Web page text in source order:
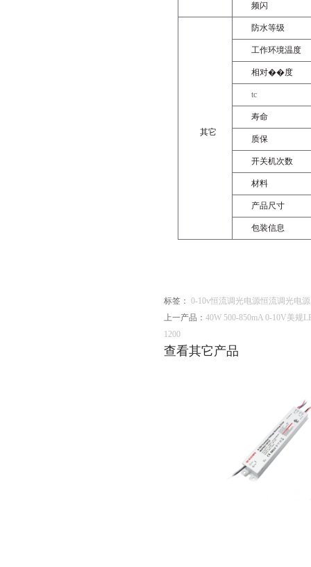
频闪
其它
防水等级
工作环境温度
相对��度
tc
寿命
质保
开关机次数
材料
产品尺寸
包装信息
标签： 0-10v恒流调光电源恒流调光电源
上一产品： 40W 500-850mA 0-10V美规
1200
查看其它产品